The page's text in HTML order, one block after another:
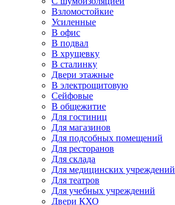
Взломостойкие
Усиленные
В офис
В подвал
В хрущевку
В сталинку
Двери этажные
В электрощитовую
Сейфовые
В общежитие
Для гостиниц
Для магазинов
Для подсобных помещений
Для ресторанов
Для склада
Для медицинских учреждений
Для театров
Для учебных учреждений
Двери КХО